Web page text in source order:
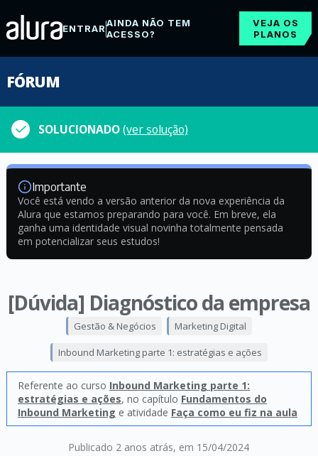
ENTRARAINDA NÃO TEM
ACESSO?
VEJA OS
PLANOS
FÓRUM
SOLUCIONADO(ver solução)
Importante
Você está vendo a versão anterior da nova experiência da
Alura que estamos preparando para você. Em breve, ela
ganha uma identidade visual novinha totalmente pensada
em potencializar seus estudos!
[Dúvida] Diagnóstico da empresa
Publicado 2 anos atrás, em 15/04/2024
Gestão & Negócios Marketing Digital
Inbound Marketing parte 1: estratégias e ações
Referente ao curso Inbound Marketing parte 1:
estratégias e ações, no capítulo Fundamentos do
Inbound Marketing e atividade Faça como eu fiz na aula